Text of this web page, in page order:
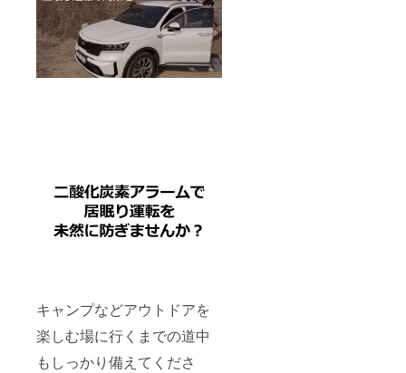
キャンプなどアウトドアを
楽しむ場に行くまでの道中
もしっかり備えてくださ